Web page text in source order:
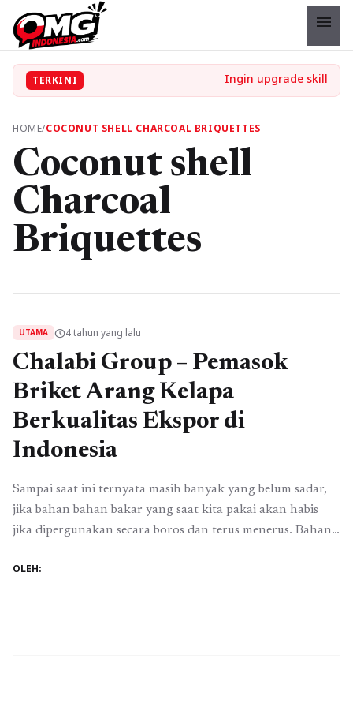
menu
TERKINI
HOME/COCONUT SHELL CHARCOAL BRIQUETTES
Coconut shell
Charcoal
Briquettes
UTAMA schedule4 tahun yang lalu
Chalabi Group – Pemasok
Briket Arang Kelapa
Berkualitas Ekspor di
Indonesia
Sampai saat ini ternyata masih banyak yang belum sadar,
jika bahan bahan bakar yang saat kita pakai akan habis
jika dipergunakan secara boros dan terus menerus. Bahan
kehidupan kita, buktinya saja walaupun harganya terus
OLEH: